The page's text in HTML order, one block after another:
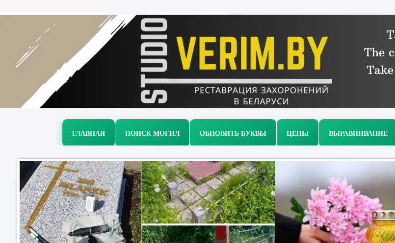
ГЛАВНАЯ ПОИСК МОГИЛ ОБНОВИТЬ БУКВЫ ЦЕНЫ ВЫРАВНИВАНИЕ